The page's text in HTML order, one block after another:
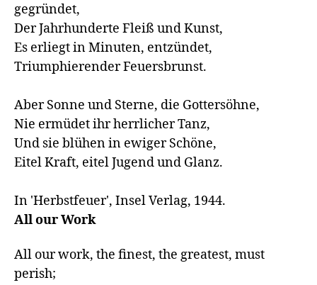
gegründet,
Der Jahrhunderte Fleiß und Kunst,
Es erliegt in Minuten, entzündet,
Triumphierender Feuersbrunst.
Aber Sonne und Sterne, die Gottersöhne,
Nie ermüdet ihr herrlicher Tanz,
Und sie blühen in ewiger Schöne,
Eitel Kraft, eitel Jugend und Glanz.
In 'Herbstfeuer', Insel Verlag, 1944.
All our Work
All our work, the finest, the greatest, must
perish;